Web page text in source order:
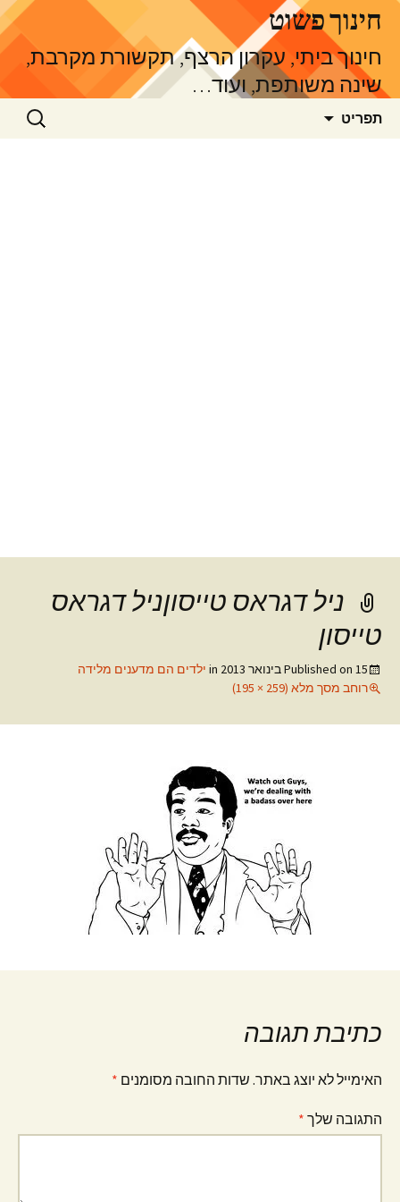
לדלג
לתוכןחינוך פשוט
חינוך ביתי, עקרון הרצף, תקשורת מקרבת,
שינה משותפת, ועוד…
תפריט חיפוש:
ניל דגראס טייסוןניל דגראס
טייסון
Published on 15 בינואר 2013
ילדים הם מדענים מלידה
רוחב מסך מלא (259 × 195)
כתיבת תגובה
האימייל לא יוצג באתר. שדות החובה מסומנים *
התגובה שלך *